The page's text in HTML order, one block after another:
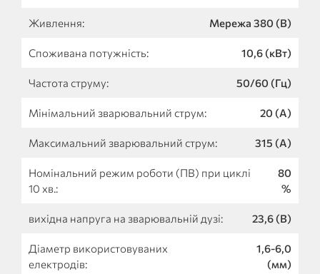
Живлення: Мережа 380 (В)
Споживана потужність: 10,6 (кВт)
Частота струму: 50/60 (Гц)
Мінімальний зварювальний струм: 20 (А)
Максимальний зварювальний струм: 315 (А)
Номінальний режим роботи (ПВ) при циклі
10 хв.:
80
%
вихідна напруга на зварювальній дузі: 23,6 (В)
Діаметр використовуваних
електродів:
1,6-6,0
(мм)